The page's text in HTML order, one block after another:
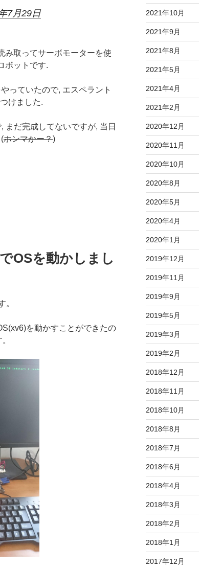
7月29日
み取ってサーボモーターを使
ボットです.
っていたので, エスペラント
けました.
まだ完成してないですが, 当日
ホンマかー？)
OSを動かしまし
。
を動かすことができたの
2021年10月
2021年9月
2021年8月
2021年5月
2021年4月
2021年2月
2020年12月
2020年11月
2020年10月
2020年8月
2020年5月
2020年4月
2020年1月
2019年12月
2019年11月
2019年9月
2019年5月
2019年3月
2019年2月
2018年12月
2018年11月
2018年10月
2018年8月
2018年7月
2018年6月
2018年4月
2018年3月
2018年2月
2018年1月
2017年12月